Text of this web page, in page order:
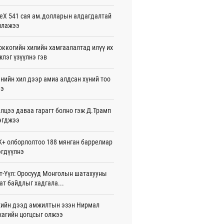
08 цаг 54 мин
хот 2028 онд шинэ ДЦС-тай
07 цаг 51 мин
07 цаг 48 мин
Энэ намрын экспортын
Монголд боломж олгож болох юм
өдөртөө 30 хэм дулаан
07 цаг 38 мин
болох талбайг Элчин сайд,
төлөөлөгчийн газрын
танилцуулав
08-06
541 сая ам.долларын алдагдалтай
хилийн хамгаалалтад илүү их
үзүүлнэ гэв
хил дээр амиа алдсан хүний тоо
даваа гарагт болно гэж Д.Трамп
олборлолтоо 188 мянган баррелиар
Үүл: Оросууд Монголын шатахууны
байдлыг хадгала...
дээд амжилтын эзэн Нирмал
цогцсыг олжээ